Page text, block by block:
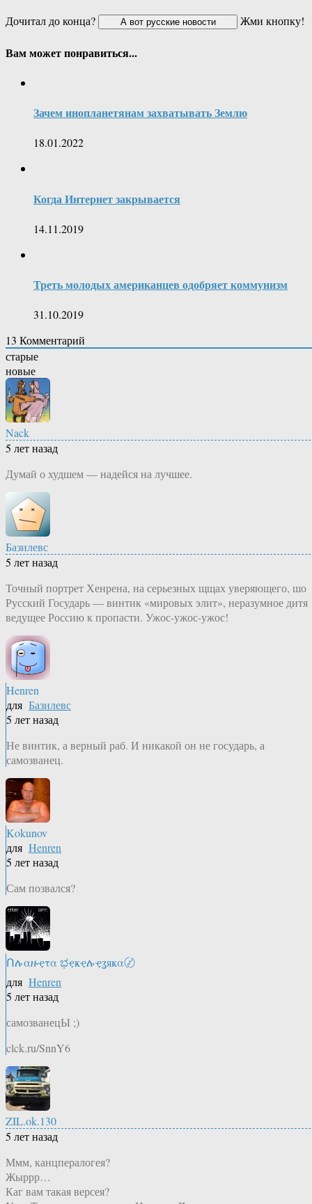
Дочитал до конца?
Жми кнопку!
Вам может понравиться...
Зачем инопланетянам захватывать Землю
18.01.2022
Когда Интернет закрывается
14.11.2019
Треть молодых американцев одобряет коммунизм
31.10.2019
13 Комментарий
старые
новые
Nack
5 лет назад
Думай о худшем — надейся на лучшее.
Базилевс
5 лет назад
Точный портрет Хенрена, на серьезных щщах уверяющего, шо
Русский Государь — винтик «мировых элит», неразумное дитя
ведущее Россию к пропасти. Ужос-ужос-ужос!
Henren
для Базилевс
5 лет назад
Не винтик, а верный раб. И никакой он не государь, а
самозванец.
Kokunov
для Henren
5 лет назад
Сам позвался?
Ոሉαዙҿτα ಭҿҝҿሉҿʓяҝα〄
для Henren
5 лет назад
самозванецЫ ;)
clck.ru/SnnY6
ZIL.ok.130
5 лет назад
Ммм, канцпералогея?
Жыррр…
Каг вам такая версея?